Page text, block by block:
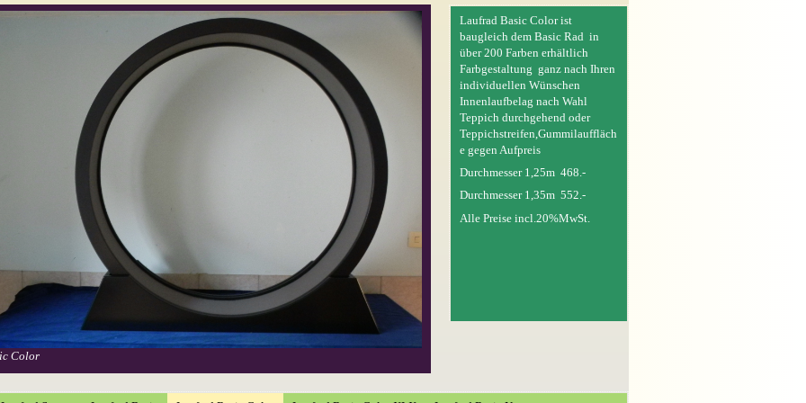
Laufrad Basic Color ist
baugleich dem Basic Rad in
über 200 Farben erhältlich
Farbgestaltung ganz nach Ihren
individuellen Wünschen
Innenlaufbelag nach Wahl
Teppich durchgehend oder
Teppichstreifen,Gummilauffläch
e gegen Aufpreis
Durchmesser 1,25m 468.-
Durchmesser 1,35m 552.-
Alle Preise incl.20%MwSt.
Color